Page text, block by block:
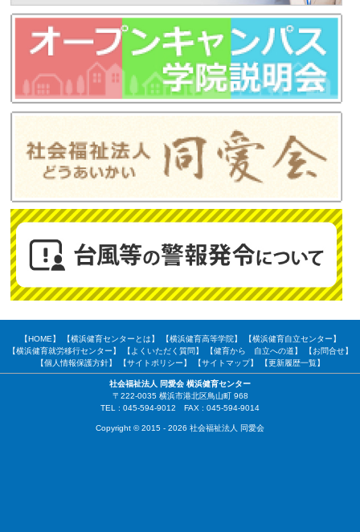
【HOME】 【横浜健育センターとは】 【横浜健育高等学院】
【横浜健育自立センター】
【横浜健育就労移行センター】
【よくいただく質問】 【健育から 自立への道】
【お問合せ】
【個人情報保護方針】
【サイトポリシー】 【サイトマップ】 【更新履歴一覧】
社会福祉法人 同愛会 横浜健育センター
〒222-0035 横浜市港北区鳥山町 968
TEL : 045-594-9012 FAX : 045-594-9014
Copyright © 2015 - 2026 社会福祉法人 同愛会